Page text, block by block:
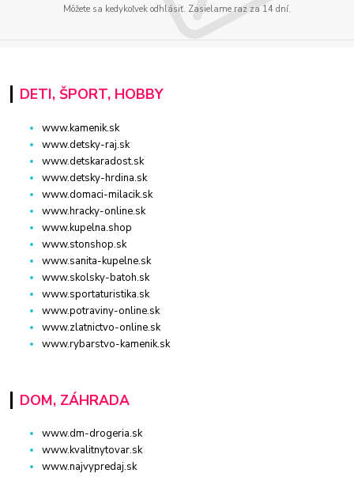
Môžete sa kedykoľvek odhlásiť. Zasielame raz za 14 dní.
DETI, ŠPORT, HOBBY
www.kamenik.sk
www.detsky-raj.sk
www.detskaradost.sk
www.detsky-hrdina.sk
www.domaci-milacik.sk
www.hracky-online.sk
www.kupelna.shop
www.stonshop.sk
www.sanita-kupelne.sk
www.skolsky-batoh.sk
www.sportaturistika.sk
www.potraviny-online.sk
www.zlatnictvo-online.sk
www.rybarstvo-kamenik.sk
DOM, ZÁHRADA
www.dm-drogeria.sk
www.kvalitnytovar.sk
www.najvypredaj.sk